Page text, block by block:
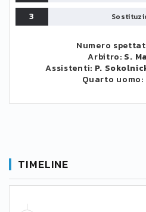
3
Numero
Arbitro: S.
Assistenti: P.
Quarto uomo:
TIMELINE